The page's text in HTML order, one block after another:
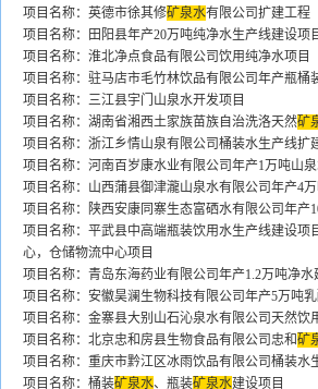
项目名称：英德市徐其修矿泉水有限公司扩建工程
项目名称：田阳县年产20万吨纯净水生产线建设项
项目名称：淮北净点食品有限公司饮用纯净水项目
项目名称：驻马店市毛竹林饮品有限公司年产瓶桶
项目名称：三江县宇门山泉水开发项目
项目名称：湖南省湘西土家族苗族自治洗洛天然矿
项目名称：浙江乡情山泉有限公司桶装水生产线扩
项目名称：河南百岁康水业有限公司年产1万吨山泉
项目名称：山西蒲县御津瀧山泉水有限公司年产4
项目名称：陕西安康同寨生态富硒水有限公司年产
项目名称：平武县中高端瓶装饮用水生产线建设
心，仓储物流中心项目
项目名称：青岛东海药业有限公司年产1.2万吨净水
项目名称：安徽昊澜生物科技有限公司年产5万吨
项目名称：金寨县大别山石沁泉水有限公司天然饮
项目名称：北京忠和房县生物食品有限公司忠和矿
项目名称：重庆市黔江区冰雨饮品有限公司桶装水
项目名称：桶装矿泉水、瓶装矿泉水建设项目